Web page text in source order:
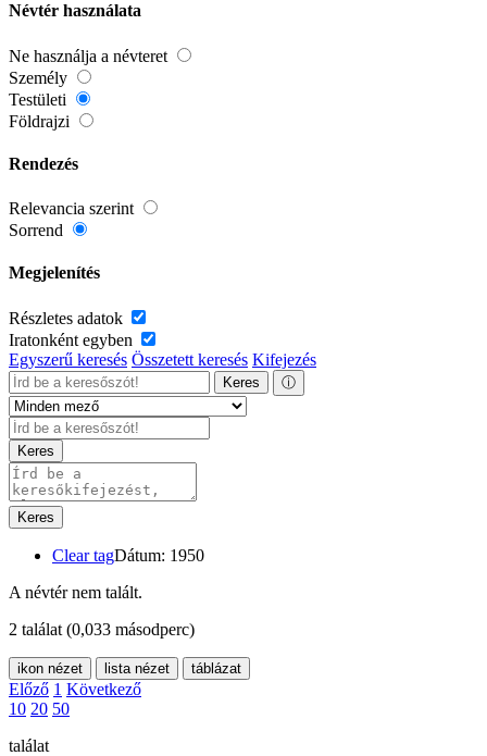
Névtér használata
Ne használja a névteret
Személy
Testületi
Földrajzi
Rendezés
Relevancia szerint
Sorrend
Megjelenítés
Részletes adatok
Iratonként egyben
Egyszerű keresés Összetett keresés Kifejezés
Keres ⓘ
Keres
Keres
Clear tagDátum: 1950
A névtér nem talált.
2 találat (0,033 másodperc)
ikon nézet lista nézet táblázat
Előző 1 Következő
10 20 50
találat